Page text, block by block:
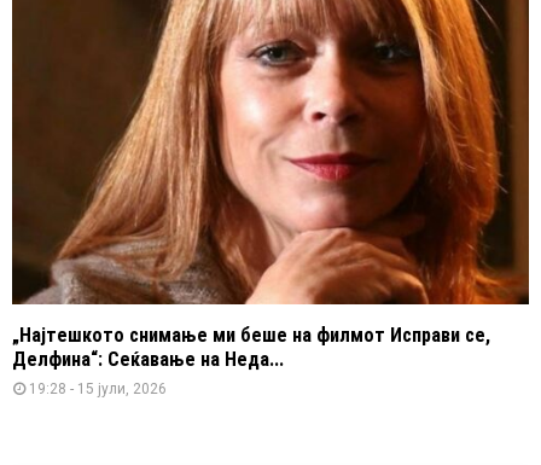
„Најтешкото снимање ми беше на филмот Исправи се,
Делфина“: Сеќавање на Неда...
19:28 - 15 јули, 2026